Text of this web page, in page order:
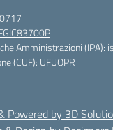
Amministrazioni
(CUF): UFUOPR
Powered by 3D